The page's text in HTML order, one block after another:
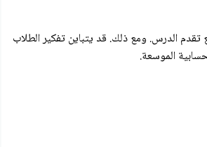
تقدم الدرس. ومع ذلك. قد يتباين تفكير الطلاب
الموسعة.